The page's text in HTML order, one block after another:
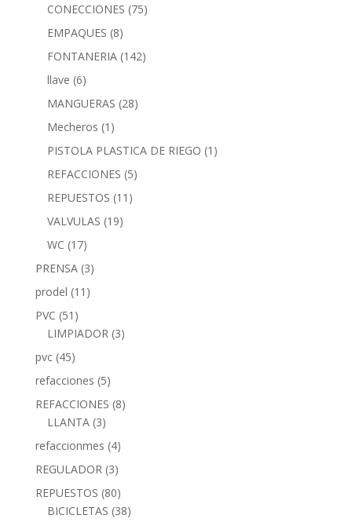
CONECCIONES (75)
EMPAQUES (8)
FONTANERIA (142)
llave (6)
MANGUERAS (28)
Mecheros (1)
PISTOLA PLASTICA DE RIEGO (1)
REFACCIONES (5)
REPUESTOS (11)
VALVULAS (19)
WC (17)
PRENSA (3)
prodel (11)
PVC (51)
LIMPIADOR (3)
pvc (45)
refacciones (5)
REFACCIONES (8)
LLANTA (3)
refaccionmes (4)
REGULADOR (3)
REPUESTOS (80)
BICICLETAS (38)